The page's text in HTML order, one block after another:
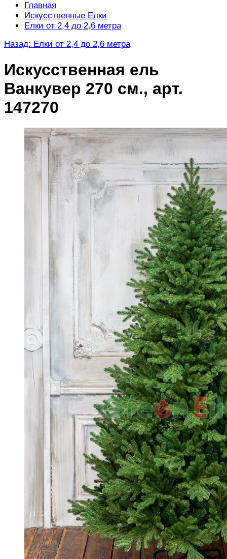
Главная
Искусственные Елки
Елки от 2,4 до 2,6 метра
Назад: Елки от 2,4 до 2,6 метра
Искусственная ель
Ванкувер 270 см., арт.
147270